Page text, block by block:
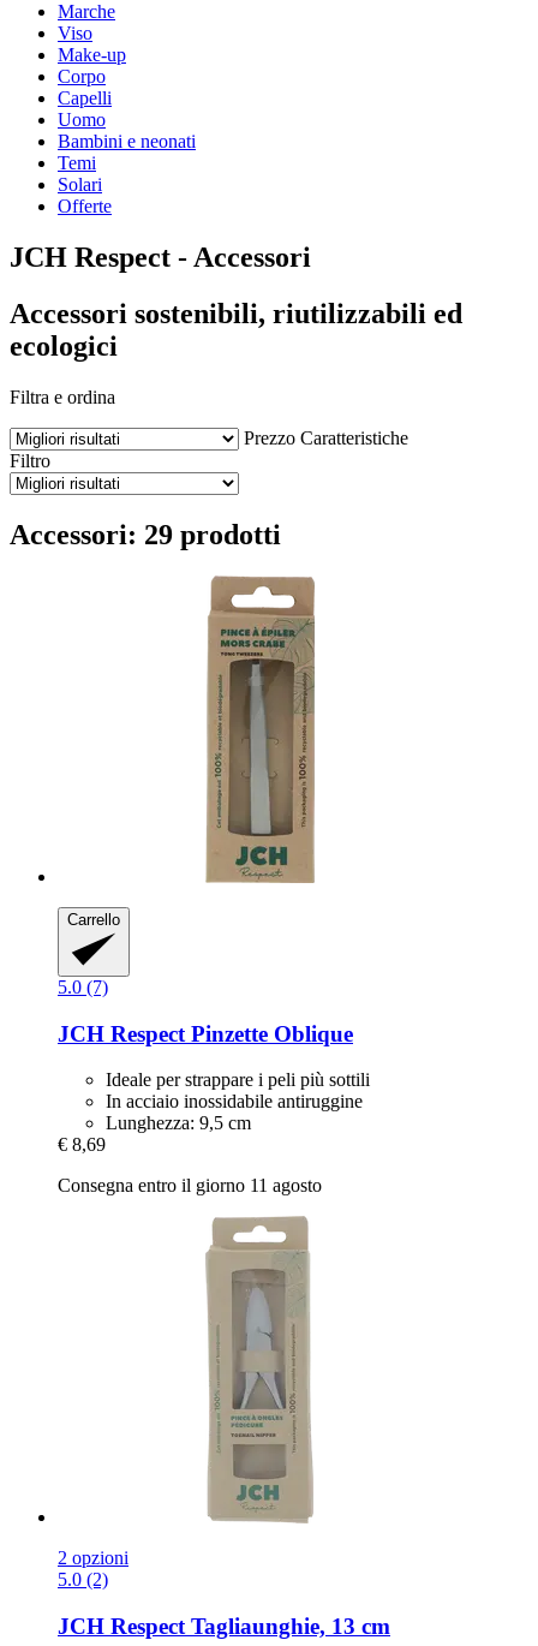
Marche
Viso
Make-up
Corpo
Capelli
Uomo
Bambini e neonati
Temi
Solari
Offerte
JCH Respect - Accessori
Accessori sostenibili, riutilizzabili ed
ecologici
Filtra e ordina
Prezzo Caratteristiche
Filtro
Accessori: 29 prodotti
Carrello
5.0 (7)
JCH Respect Pinzette Oblique
Ideale per strappare i peli più sottili
In acciaio inossidabile antiruggine
Lunghezza: 9,5 cm
€ 8,69
Consegna entro il giorno 11 agosto
2 opzioni
5.0 (2)
JCH Respect Tagliaunghie, 13 cm